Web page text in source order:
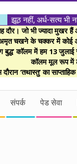
झूठ नहीं, अर्ध-सत्य भी
दौर। जो भी ज्यादा मुखर
चखने के चक्कर में कोई
बुद्ध’ कॉलम में हम 13
कॉलम मूल रूप में
‘तथास्तु’ का
संपर्क पेड सेवा